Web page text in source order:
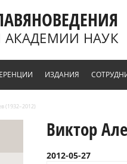
НАУК
ИЗДАНИЯ
(1932–2012)
Виктор
2012-05-27